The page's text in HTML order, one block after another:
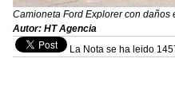
Camioneta Ford Explorer con
Autor: HT Agencia
La Nota se ha leido